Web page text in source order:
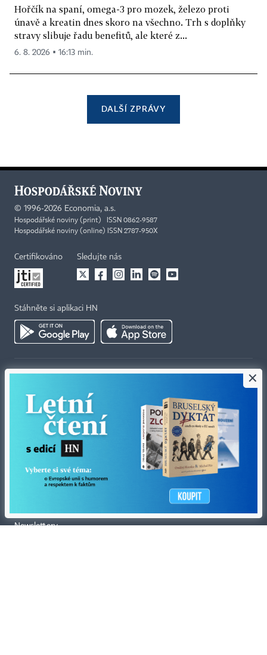
Hořčík na spaní, omega-3 pro mozek, železo proti
únavě a kreatin dnes skoro na všechno. Trh s doplňky
stravy slibuje řadu benefitů, ale které z...
6. 8. 2026 ▪ 16:13 min.
DALŠÍ ZPRÁVY
© 1996-2026 Economia, a.s.
Hospodářské noviny (print) ISSN 0862-9587
Hospodářské noviny (online) ISSN 2787-950X
Certifikováno Sledujte nás
Stáhněte si aplikaci HN
Tiráž redakce HN
Economia
Kariéra v HN
Ceník inzerce
Prohlášení o cookies
Nastavení soukromí
Všeobecné smluvní podmínky
Koupit / darovat předplatné
Newslettery
×